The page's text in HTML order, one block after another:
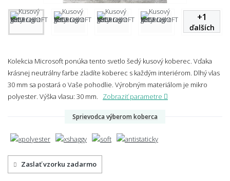
+1
ďalších
Kolekcia Microsoft ponúka tento svetlo šedý kusový koberec. Vďaka
krásnej neutrálny farbe zladíte koberec s každým interiérom. Dlhý vlas
30 mm sa postará o Vaše pohodlie. Výrobným materiálom je mikro
polyester. Výška vlasu: 30 mm. Zobraziť parametre
Sprievodca výberom koberca
Zaslať vzorku zadarmo